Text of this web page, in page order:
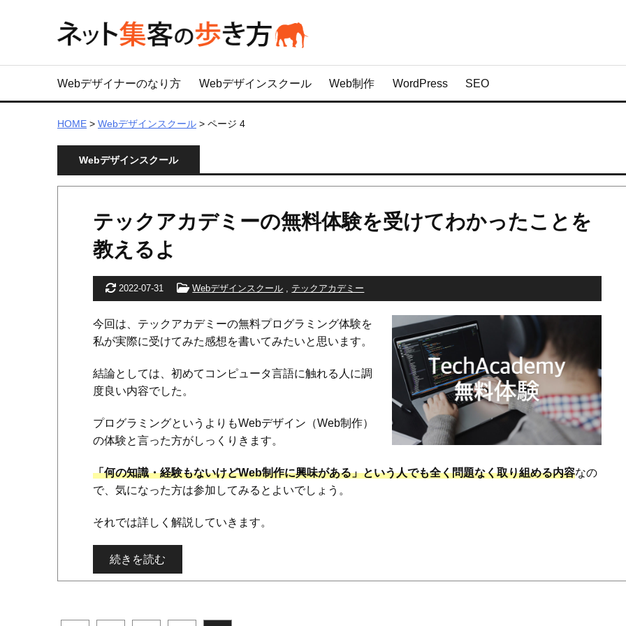
Webデザイナーのなり方 Webデザインスクール Web制作 WordPress SEO
HOME > Webデザインスクール > ページ 4
Webデザインスクール
テックアカデミーの無料体験を受けてわかったことを
教えるよ
更新日
2022-07-31 カテゴリー
Webデザインスクール , テックアカデミー
今回は、テックアカデミーの無料プログラミング体験を
私が実際に受けてみた感想を書いてみたいと思います。
結論としては、初めてコンピュータ言語に触れる人に調
度良い内容でした。
プログラミングというよりもWebデザイン（Web制作）
の体験と言った方がしっくりきます。
「何の知識・経験もないけどWeb制作に興味がある」という人でも全く問題なく取り組める内容なの
で、気になった方は参加してみるとよいでしょう。
それでは詳しく解説していきます。
続きを読む